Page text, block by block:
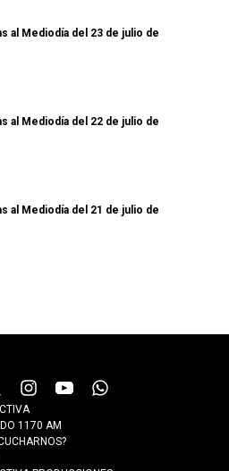
al Mediodía del 23 de julio de
al Mediodía del 22 de julio de
al Mediodía del 21 de julio de
1170 AM